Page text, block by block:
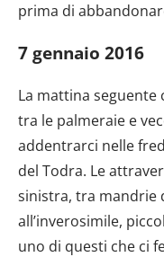
prima di
7 gennaio 2016
La mattina
tra le palmeraie e
addentrarci nelle
del Todra. Le
sinistra, tra mandrie
all’inverosimile,
uno di questi che ci